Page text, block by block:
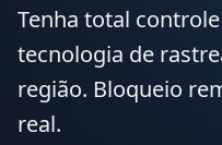
Tenha total
tecnologia de
região. Bloqueio
real.